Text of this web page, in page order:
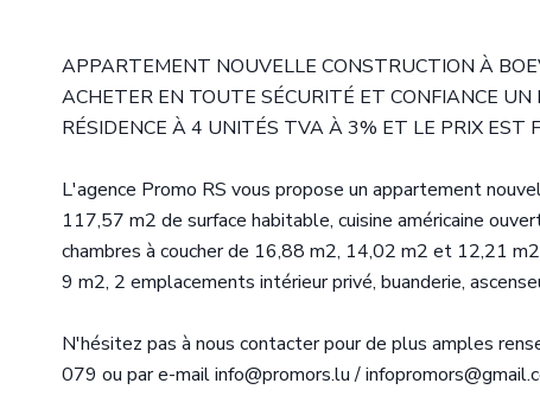
APPARTEMENT NOUVELLE CONSTRUCTION À
ACHETER EN TOUTE SÉCURITÉ ET CONFIANCE
RÉSIDENCE À 4 UNITÉS TVA À 3% ET LE PRIX EST
L'agence Promo RS vous propose un appartement
117,57 m2 de surface habitable, cuisine américaine
chambres à coucher de 16,88 m2, 14,02 m2 et 12,21
9 m2, 2 emplacements intérieur privé, buanderie,
N'hésitez pas à nous contacter pour de plus amples
079 ou par e-mail info@promors.lu /